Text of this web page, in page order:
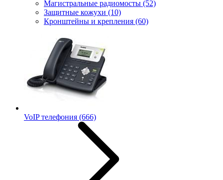
Магистральные радиомосты (52)
Защитные кожухи (10)
Кронштейны и крепления (60)
VoIP телефония (666)